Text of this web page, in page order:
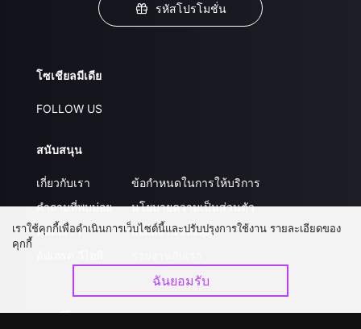
รหัสโปรโมชั่น
โซเชียลมีเดีย
FOLLOW US
สนับสนุน
เกี่ยวกับเรา
คำถามที่พบบ่อย
ติดต่อเรา
ข้อกำหนดในการให้บริการ
นโยบายความเป็นส่วนตัว
ส่งผลงานของคุณ
ดาวน์โหลดแอป
เราใช้คุกกี้เพื่อดำเนินการเว็บไซต์นี้และปรับปรุงการใช้งาน รายละเอียดของ
คุกกี้
ฉันยอมรับ